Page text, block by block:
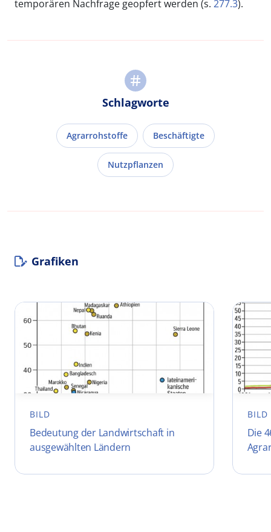
temporären Nachfrage geopfert werden (s. 277.3).
Schlagworte
Agrarrohstoffe Beschäftigte
Nutzpflanzen
Grafiken
BILD
Bedeutung der Landwirtschaft in
ausgewählten Ländern
BILD
Die